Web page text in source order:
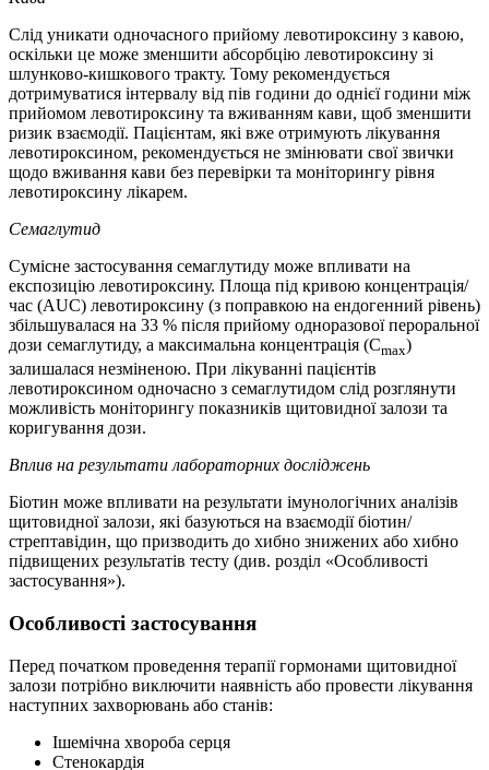
Слід уникати одночасного прийому левотироксину з кавою,
оскільки це може зменшити абсорбцію левотироксину зі
шлунково-кишкового тракту. Тому рекомендується
дотримуватися інтервалу від пів години до однієї години між
прийомом левотироксину та вживанням кави, щоб зменшити
ризик взаємодії. Пацієнтам, які вже отримують лікування
левотироксином, рекомендується не змінювати свої звички
щодо вживання кави без перевірки та моніторингу рівня
левотироксину лікарем.
Семаглутид
Сумісне застосування семаглутиду може впливати на
експозицію левотироксину. Площа під кривою концентрація/
час (AUC) левотироксину (з поправкою на ендогенний рівень)
збільшувалася на 33 % після прийому одноразової пероральної
дози семаглутиду, а максимальна концентрація (Cmax)
залишалася незміненою. При лікуванні пацієнтів
левотироксином одночасно з семаглутидом слід розглянути
можливість моніторингу показників щитовидної залози та
коригування дози.
Вплив на результати лабораторних досліджень
Біотин може впливати на результати імунологічних аналізів
щитовидної залози, які базуються на взаємодії біотин/
стрептавідин, що призводить до хибно знижених або хибно
підвищених результатів тесту (див. розділ «Особливості
застосування»).
Особливості застосування
Перед початком проведення терапії гормонами щитовидної
залози потрібно виключити наявність або провести лікування
наступних захворювань або станів:
Ішемічна хвороба серця
Стенокардія